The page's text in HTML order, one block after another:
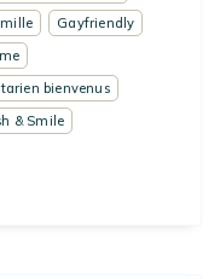
Gayfriendly
bienvenus
& Smile